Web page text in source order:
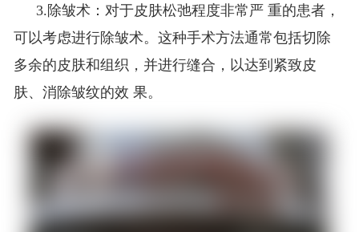
3.除皱术：对于皮肤松弛程度非常严 重的患者，
可以考虑进行除皱术。这种手术方法通常包括切除
多余的皮肤和组织，并进行缝合，以达到紧致皮
肤、消除皱纹的效 果。